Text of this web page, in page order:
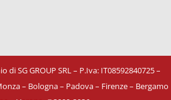
di SG GROUP SRL – P.Iva: IT08592840725–
– Bologna – Padova – Firenze – Bergamo